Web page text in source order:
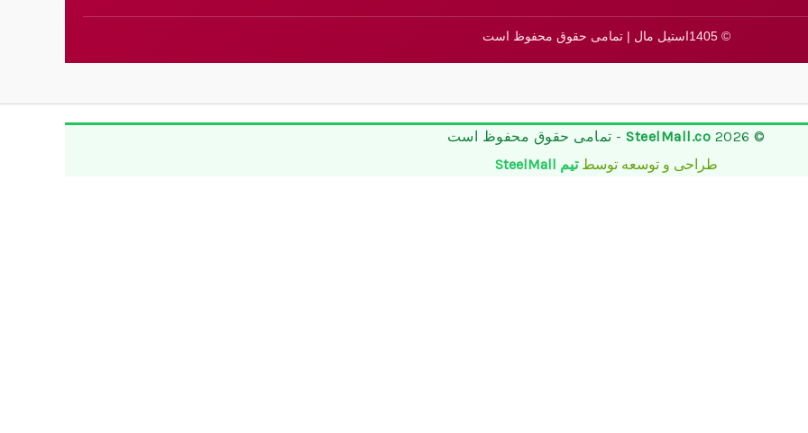
© 1405استیل مال | تمامی حقوق محفوظ است
© 2026
SteelMall.co - تمامی حقوق محفوظ است
طراحی و توسعه توسطتیم SteelMall